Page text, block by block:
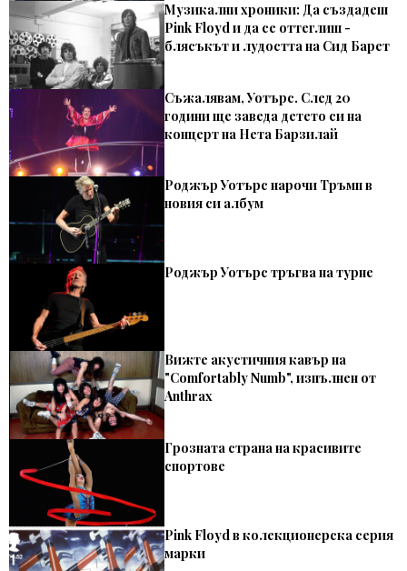
Музикални хроники: Да създадеш
Pink Floyd и да се оттеглиш -
блясъкът и лудостта на Сид Барет
Съжалявам, Уотърс. След 20
години ще заведа детето си на
концерт на Нета Барзилай
Роджър Уотърс нарочи Тръмп в
новия си албум
Роджър Уотърс тръгва на турне
Вижте акустичния кавър на
"Comfortably Numb", изпълнен от
Anthrax
Грозната страна на красивите
спортове
Pink Floyd в колекционерска серия
марки